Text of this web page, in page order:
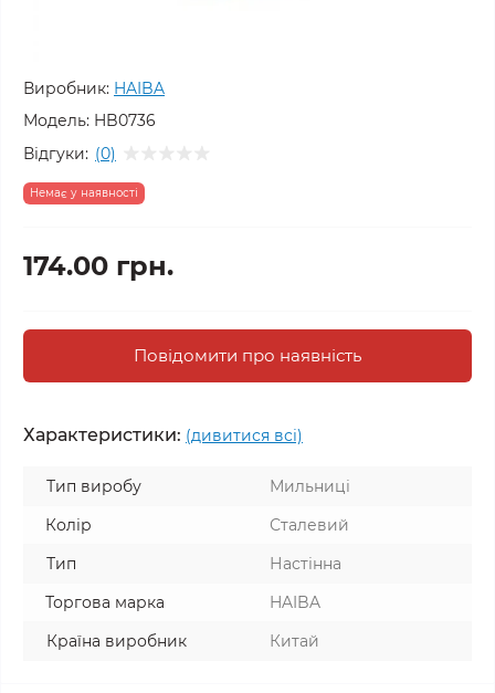
Виробник: HAIBA
Модель: HB0736
Відгуки: (0)
Немає у наявності
174.00 грн.
Повідомити про наявність
Характеристики: (дивитися всі)
Тип виробу
Мильниці
Колір
Сталевий
Тип
Настінна
Торгова марка
HAIBA
Країна виробник
Китай